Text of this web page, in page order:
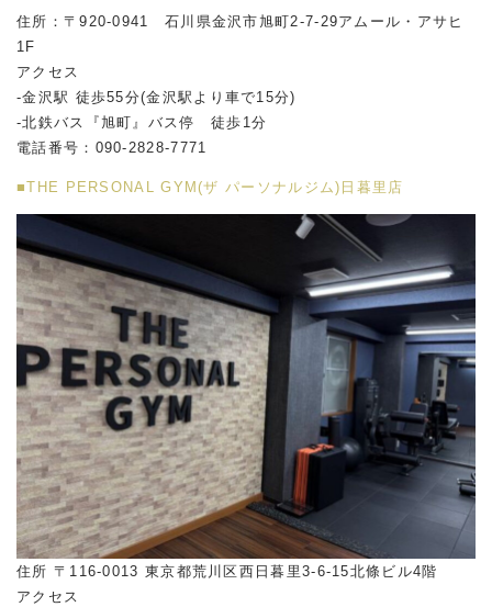
住所：〒920-0941 石川県金沢市旭町2-7-29アムール・アサヒ
1F
アクセス
-金沢駅 徒歩55分(金沢駅より車で15分)
-北鉄バス『旭町』バス停 徒歩1分
電話番号：090-2828-7771
■THE PERSONAL GYM(ザ パーソナルジム)日暮里店
住所 〒116-0013 東京都荒川区西日暮里3-6-15北條ビル4階
アクセス